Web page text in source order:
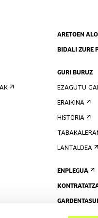
ARETOEN
BIDALI ZURE
GURI BURUZ
EZAGUTU
ERAIKINA
HISTORIA
LANTALDEA
ENPLEGUA